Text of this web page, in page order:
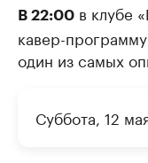
В 22:00 в клубе
кавер-
один из самых
Суббота, 12